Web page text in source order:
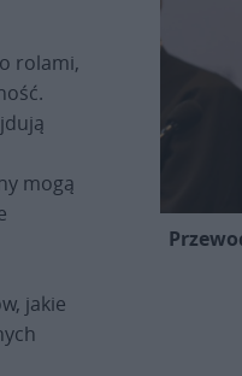
rolami,
mogą
jakie